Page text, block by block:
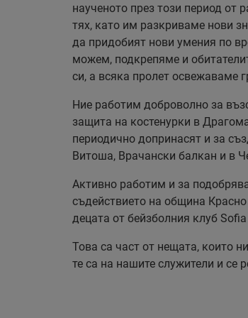
наученото през този период от
тях, като им разкриваме нови
да придобият нови умения по
можем, подкрепяме и
си, а всяка пролет освежаваме
Ние работим доброволно за
защита на костенурки в
периодично допринасят и за
Витоша, Врачански балкан и в
Активно работим и за
съдействието на община
децата от бейзболния клуб
Това са част от нещата, които
те са на нашите служители и се